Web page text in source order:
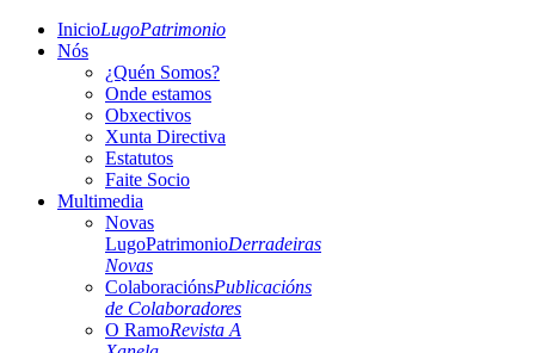
InicioLugoPatrimonio
Nós
¿Quén Somos?
Onde estamos
Obxectivos
Xunta Directiva
Estatutos
Faite Socio
Multimedia
Novas
LugoPatrimonioDerradeiras
Novas
ColaboraciónsPublicacións
de Colaboradores
O RamoRevista A